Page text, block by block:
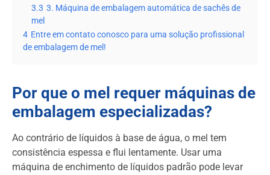
3.3 3. Máquina de embalagem automática de sachês de
mel
4 Entre em contato conosco para uma solução profissional
de embalagem de mel!
Por que o mel requer máquinas de
embalagem especializadas?
Ao contrário de líquidos à base de água, o mel tem
consistência espessa e flui lentamente. Usar uma
máquina de enchimento de líquidos padrão pode levar